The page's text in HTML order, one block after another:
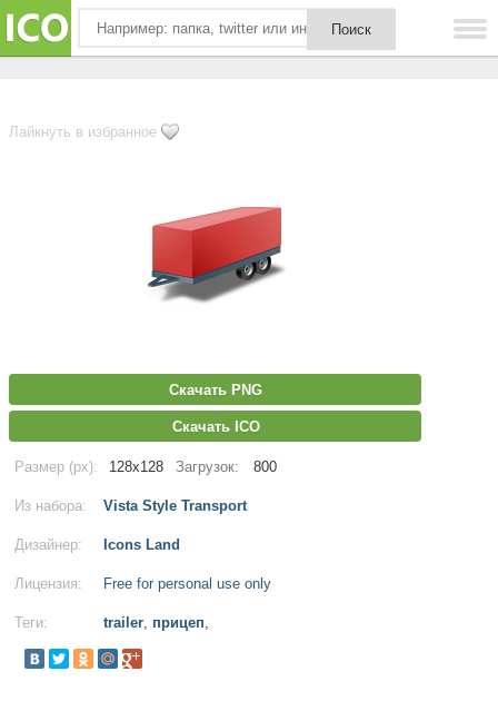
Лайкнуть в избранное
Скачать PNG
Скачать ICO
Размер (px): 128x128 Загрузок: 800
Из набора: Vista Style Transport
Дизайнер: Icons Land
Лицензия: Free for personal use only
Теги: trailer, прицеп,